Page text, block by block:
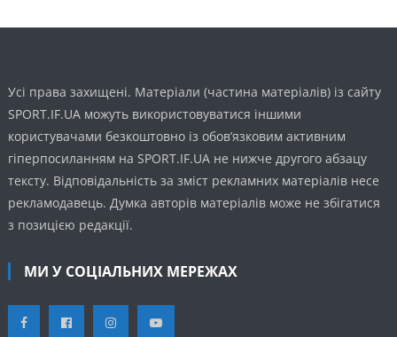
Усі права захищені. Матеріали (частина матеріалів) із сайту
SPORT.IF.UA можуть використовуватися іншими
користувачами безкоштовно із обов’язковим активним
гіперпосиланням на SPORT.IF.UA не нижче другого абзацу
тексту. Відповідальність за зміст рекламних матеріалів несе
рекламодавець. Думка авторів матеріалів може не збігатися
з позицією редакції.
МИ У СОЦІАЛЬНИХ МЕРЕЖАХ